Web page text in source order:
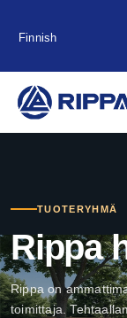
Finnish
TUOTERYHMÄ
Rippa
Rippa on
toimittaja.